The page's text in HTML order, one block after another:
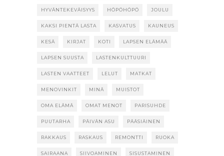
HYVÄNTEKEVÄISYYS HÖPÖHÖPÖ JOULU
KAKSI PIENTÄ LASTA KASVATUS KAUNEUS
KESÄ KIRJAT KOTI LAPSEN ELÄMÄÄ
LAPSEN SUUSTA LASTENKULTTUURI
LASTEN VAATTEET LELUT MATKAT
MENOVINKIT MINÄ MUISTOT
OMA ELÄMÄ OMAT MENOT PARISUHDE
PUUTARHA PÄIVÄN ASU PÄÄSIÄINEN
RAKKAUS RASKAUS REMONTTI RUOKA
SAIRAANA SIIVOAMINEN SISUSTAMINEN